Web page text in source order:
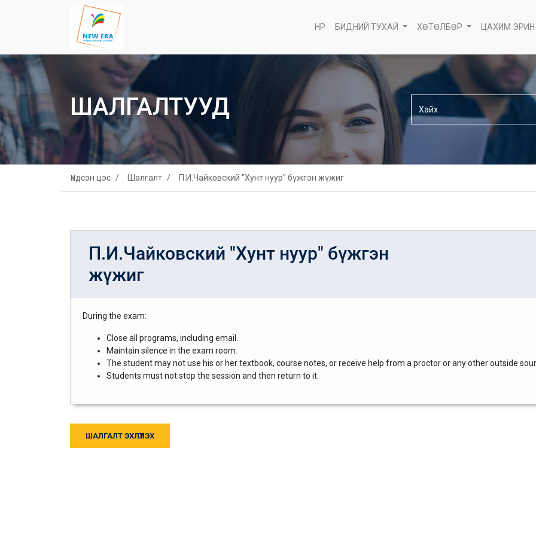
НҮҮР БИДНИЙ ТУХАЙ ХӨТӨЛБӨР ЦАХИМ ЭРИН
ШАЛГАЛТУУД
Үндсэн цэс Шалгалт П.И.Чайковский "Хунт нуур" бүжгэн жүжиг
П.И.Чайковский "Хунт нуур" бүжгэн
жүжиг
During the exam:
Close all programs, including email.
Maintain silence in the exam room.
The student may not use his or her textbook, course notes, or receive help from a proctor or any other outside
Students must not stop the session and then return to it.
ШАЛГАЛТ ЭХЛҮҮЛЭХ